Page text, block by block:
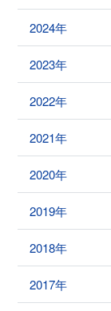
2024年
2023年
2022年
2021年
2020年
2019年
2018年
2017年